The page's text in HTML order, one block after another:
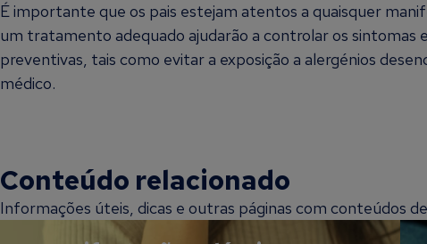
É importante que os pais estejam atentos a quaisquer
um tratamento adequado ajudarão a controlar os sintomas
preventivas, tais como evitar a exposição a alergénios
médico.
Conteúdo relacionado
Informações úteis, dicas e outras páginas com conteúdos